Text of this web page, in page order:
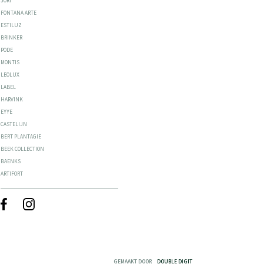
FONTANA ARTE
ESTILUZ
BRINKER
PODE
MONTIS
LEOLUX
LABEL
HARVINK
EYYE
CASTELIJN
BERT PLANTAGIE
BEEK COLLECTION
BAENKS
ARTIFORT
GEMAAKT DOOR DOUBLE DIGIT